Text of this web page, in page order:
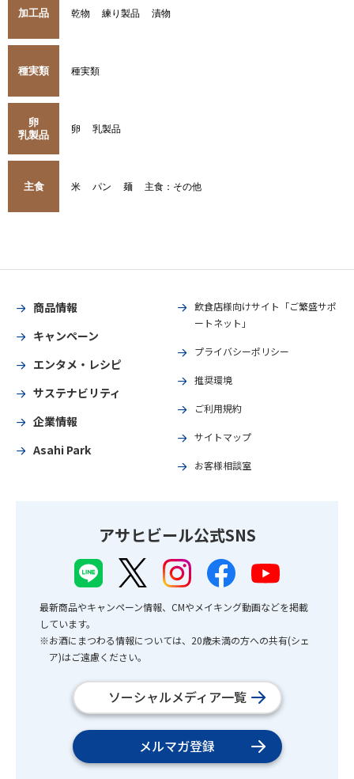
加工品 乾物 練り製品 漬物
種実類 種実類
卵
乳製品
卵 乳製品
主食 米 パン 麺 主食：その他
商品情報
キャンペーン
エンタメ・レシピ
サステナビリティ
企業情報
Asahi Park
飲食店様向けサイト「ご繁盛サポ
ートネット」
プライバシーポリシー
推奨環境
ご利用規約
サイトマップ
お客様相談室
アサヒビール公式SNS
最新商品やキャンペーン情報、CMやメイキング動画などを掲載
しています。
※お酒にまつわる情報については、20歳未満の方への共有(シェ
ア)はご遠慮ください。
ソーシャルメディア一覧
メルマガ登録